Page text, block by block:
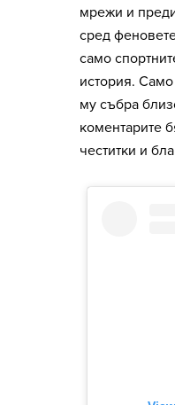
мрежи и
сред
само
история. Само
му събра
коментарите
честитки и